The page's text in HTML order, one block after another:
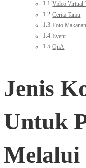
Video Virtual
Cerita Tamu
Foto
Event
QnA
Jenis
Untuk
Melalui